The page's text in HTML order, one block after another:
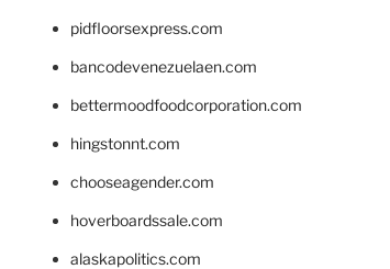
pidfloorsexpress.com
bancodevenezuelaen.com
bettermoodfoodcorporation.com
hingstonnt.com
chooseagender.com
hoverboardssale.com
alaskapolitics.com